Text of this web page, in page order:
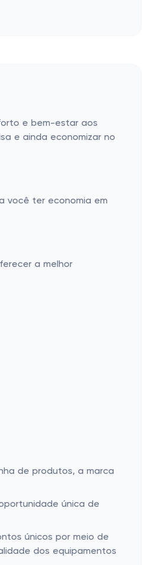
e bem-estar aos
e ainda economizar no
você ter economia em
a melhor
de produtos, a marca
única de
únicos por meio de
dos equipamentos